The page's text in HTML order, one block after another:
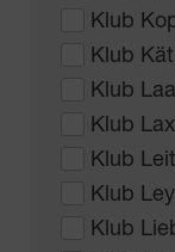
Klub
Klub
Klub
Klub
Klub
Klub
Klub